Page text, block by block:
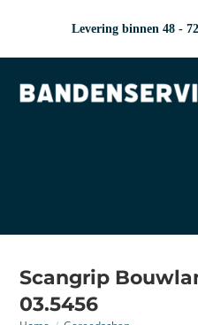
Levering binnen 48 -
Scangrip
03.5456